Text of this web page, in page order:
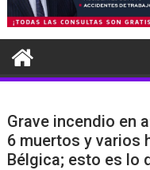
Grave incendio en
6 muertos y varios
Bélgica; esto es lo